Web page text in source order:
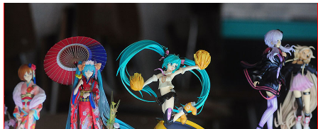
Deportes
Tecnología
Sostenibilidad